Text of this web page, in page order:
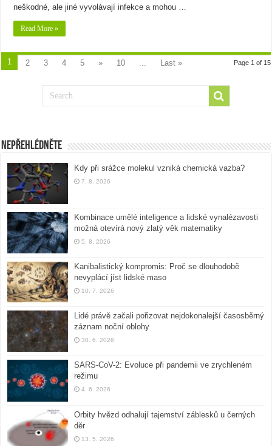
neškodné, ale jiné vyvolávají infekce a mohou …
Read More »
Page 1 of 15
1 2 3 4 5 » 10 Last »
Nepřehlédněte
Kdy při srážce molekul vzniká chemická vazba?
7. 8. 2026
Kombinace umělé inteligence a lidské vynalézavosti
možná otevírá nový zlatý věk matematiky
5. 8. 2026
Kanibalistický kompromis: Proč se dlouhodobě
nevyplácí jíst lidské maso
10. 7. 2026
Lidé právě začali pořizovat nejdokonalejší časosběrný
záznam noční oblohy
30. 6. 2026
SARS-CoV-2: Evoluce při pandemii ve zrychleném
režimu
4. 6. 2026
Orbity hvězd odhalují tajemství záblesků u černých
děr
13. 5. 2026